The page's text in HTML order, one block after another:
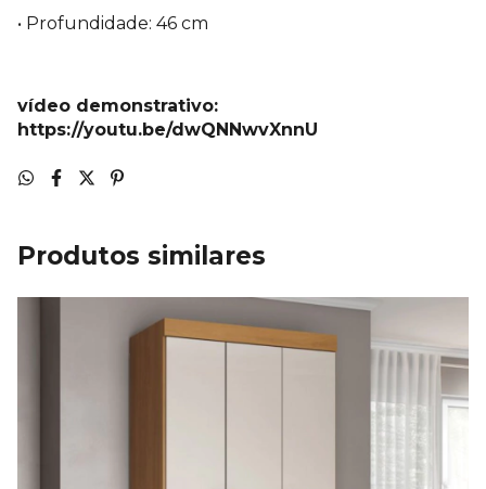
• Profundidade: 46 cm
vídeo demonstrativo:
https://youtu.be/dwQNNwvXnnU
Produtos similares